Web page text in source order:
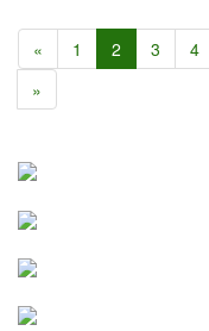
« 1 2 3 4
»